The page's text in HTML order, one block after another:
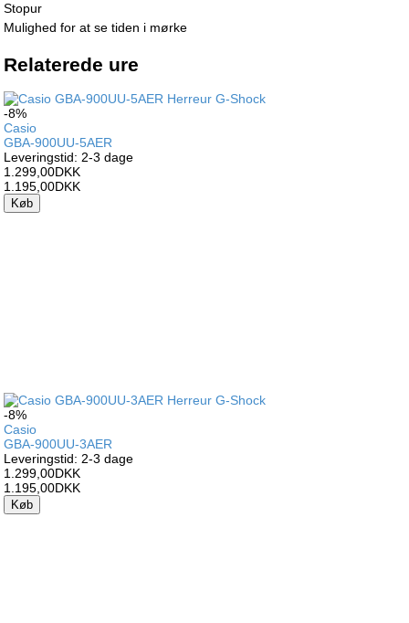
Stopur
Mulighed for at se tiden i mørke
Relaterede ure
-8%
Casio
GBA-900UU-5AER
Leveringstid: 2-3 dage
1.299,00DKK
1.195,00DKK
Køb
-8%
Casio
GBA-900UU-3AER
Leveringstid: 2-3 dage
1.299,00DKK
1.195,00DKK
Køb